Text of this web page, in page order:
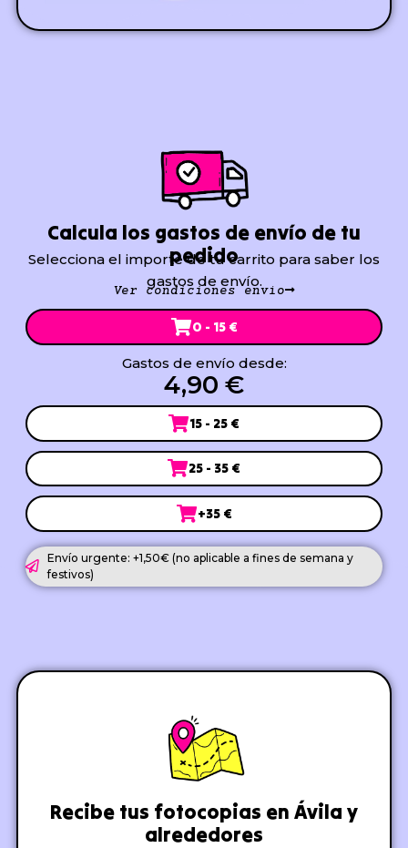
Calcula los gastos de envío de tu
pedido
Selecciona el importe de tu carrito para saber los
gastos de envío.
Ver condiciones envío
0 - 15 €
15 - 25 €
25 - 35 €
+35 €
Gastos de envío desde:
4,90 €
Envío urgente: +1,50€ (no aplicable a fines de semana y
festivos)
Recibe tus fotocopias en Ávila y
alrededores